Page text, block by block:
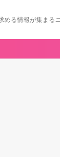
める情報が集まる